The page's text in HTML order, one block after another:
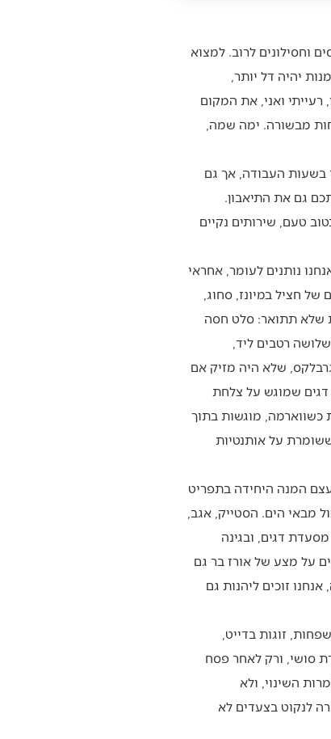
וחסילונים לרוב. למצוא
יהיה דל יותר,
ואני, את המקום
מבשורה. ימה שמה,
בשעות העבודה, אך גם
גם את התיאבון.
טעם, שירותים נקיים
נותנים לעומר, אחראי
חציל במיונז, סחוג,
שלא תתואר: סלט חסה
רטבים ליד,
שלא היה מזיק אם
שמוגש על צלחת
כשווארמה, מוגשות בתוך
על אותנטיות
המנה היחידה בתפריט
מבאי הים. הסטייק, אגב,
דגים, ובגינה
על מצע של אורז בר גם
זוכים ליהנות גם
זוגות בדייט,
סושי, ורק לאחר פסח
השינוי, ולא
לנקוט בצעדים לא